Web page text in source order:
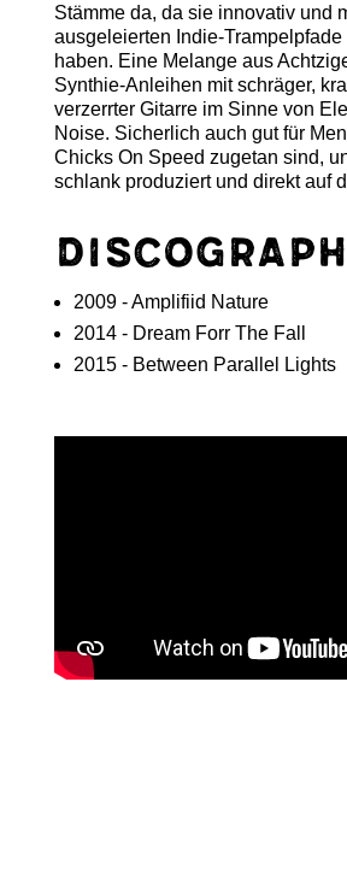
Stämme da, da sie innovativ und
ausgeleierten Indie-Trampelpfade
haben. Eine Melange aus
Synthie-Anleihen mit schräger,
verzerrter Gitarre im Sinne von
Noise. Sicherlich auch gut für
Chicks On Speed zugetan sind,
schlank produziert und direkt auf
2009 - Amplifiid Nature
2014 - Dream Forr The Fall
2015 - Between Parallel Lights